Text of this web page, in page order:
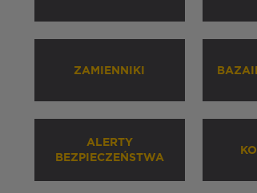
ZAMIENNIKI
ALERTY
BEZPIECZEŃSTWA